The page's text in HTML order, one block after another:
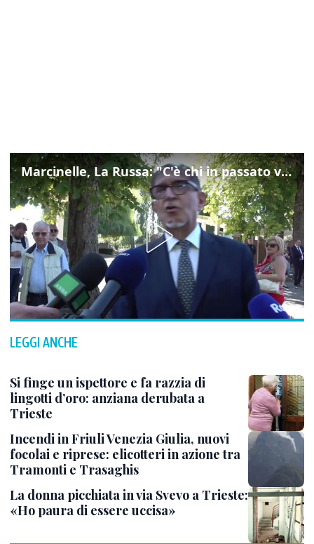
Marcinelle, La Russa: "C'è chi in passato voltava le spalle a Marcinelle"
LEGGI ANCHE
Si finge un ispettore e fa razzia di
lingotti d’oro: anziana derubata a
Trieste
Incendi in Friuli Venezia Giulia, nuovi
focolai e riprese: elicotteri in azione tra
Tramonti e Trasaghis
La donna picchiata in via Svevo a Trieste:
«Ho paura di essere uccisa»